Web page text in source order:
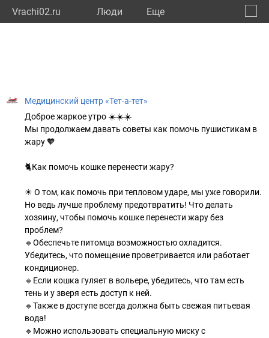
Vrachi02.ru Люди Eще
Медицинский центр «Тет-а-тет»
Доброе жаркое утро ☀️☀️☀️
Мы продолжаем давать советы как помочь пушистикам в
жару 🧡
🐈Как помочь кошке перенести жару?
☀ О том, как помочь при тепловом ударе, мы уже говорили.
Но ведь лучше проблему предотвратить! Что делать
хозяину, чтобы помочь кошке перенести жару без
проблем?
🔹Обеспечьте питомца возможностью охладится.
Убедитесь, что помещение проветривается или работает
кондиционер.
🔹Если кошка гуляет в вольере, убедитесь, что там есть
тень и у зверя есть доступ к ней.
🔹Также в доступе всегда должна быть свежая питьевая
вода!
🔹Можно использовать специальную миску с